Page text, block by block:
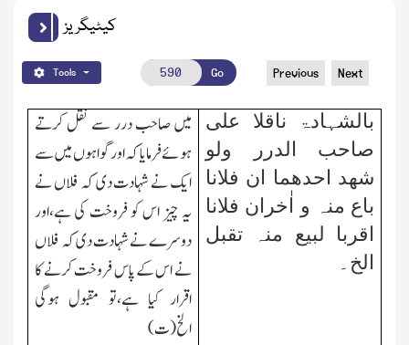
کیٹیگریز
Tools Go Previous Next
بالشہادۃ ناقلا علی
صاحب الدرر ولو
شھد احدھما ان فلانا
باع منہ و اٰخران فلانا
اقربا لبیع منہ تقبل
الخ۔
میں صاحب درر سے نقل کرتے
ہوئے فرمایا کہ اور گواہوں میں سے
ایك نے شہادت دی کہ فلاں نے
یہ چیز اس کو فروخت کی ہے،اور
دوسرے نے شہادت دی کہ فلاں
نے اس کے پاس فروخت کرنے کا
اقرار کیا ہے،تو مقبول ہوگی
الخ(ت)